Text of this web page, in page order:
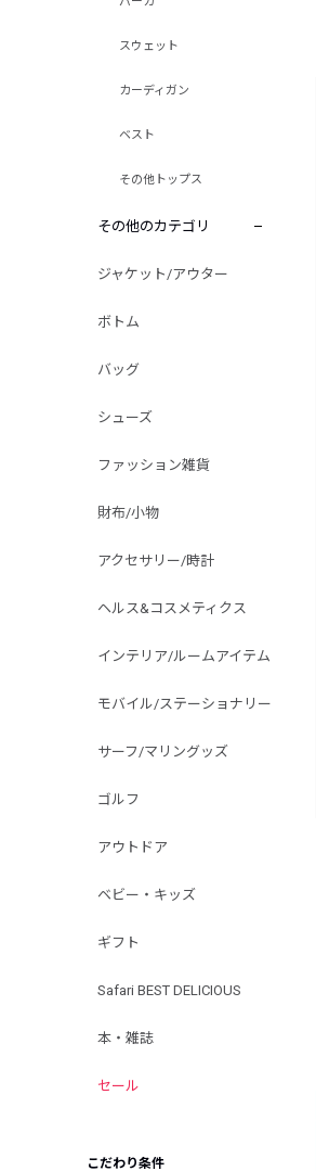
スウェット
カーディガン
ベスト
その他トップス
その他のカテゴリ
ジャケット/アウター
ボトム
バッグ
シューズ
ファッション雑貨
財布/小物
アクセサリー/時計
ヘルス&コスメティクス
インテリア/ルームアイテム
モバイル/ステーショナリー
サーフ/マリングッズ
ゴルフ
アウトドア
ベビー・キッズ
ギフト
Safari BEST DELICIOUS
本・雑誌
セール
こだわり条件
別注限定 ピグメントダイ バックプリント サーフ